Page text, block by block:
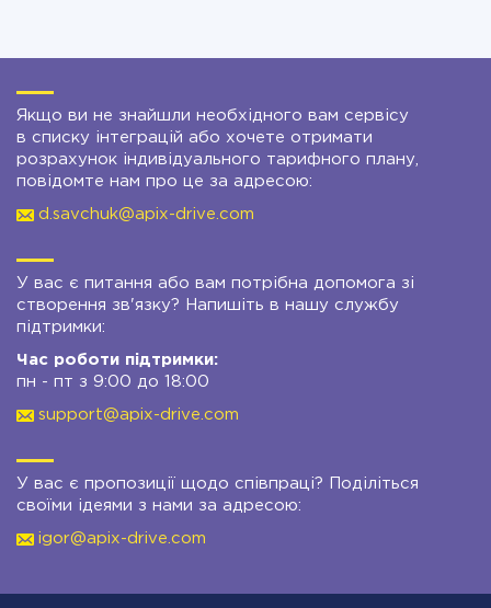
Якщо ви не знайшли необхідного вам сервісу
в списку інтеграцій або хочете отримати
розрахунок індивідуального тарифного плану,
повідомте нам про це за адресою:
d.savchuk@apix-drive.com
У вас є питання або вам потрібна допомога зі
створення зв'язку? Напишіть в нашу службу
підтримки:
Час роботи підтримки:
пн - пт з 9:00 до 18:00
support@apix-drive.com
У вас є пропозиції щодо співпраці? Поділіться
своїми ідеями з нами за адресою:
igor@apix-drive.com